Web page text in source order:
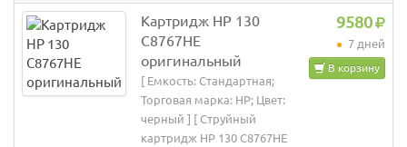
Картридж HP 130
C8767HE
оригинальный
[ Емкость: Стандартная;
Торговая марка: HP; Цвет:
черный ] [ Струйный
картридж HP 130 C8767HE
9580
7 дней
В корзину